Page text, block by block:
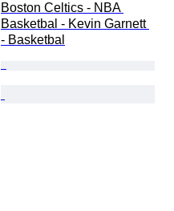
Boston Celtics - NBA
Basketbal - Kevin Garnett
- Basketbal